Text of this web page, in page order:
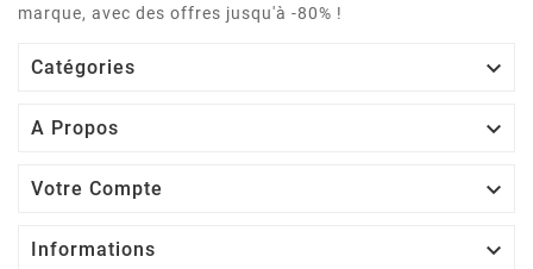
marque, avec des offres jusqu'à -80% !
Catégories 
A Propos 
Votre Compte 
Informations 